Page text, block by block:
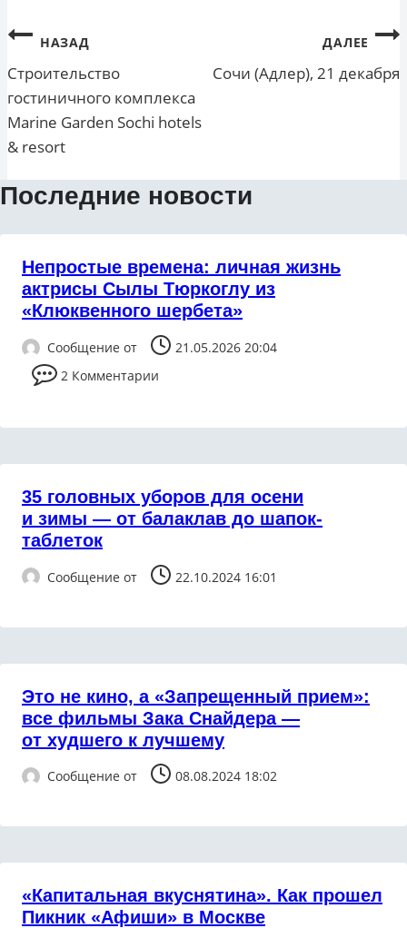
Навигация
по
записям
НАЗАД
Строительство
гостиничного комплекса
Marine Garden Sochi hotels
& resort
ДАЛЕЕ
Сочи (Адлер), 21 декабря
Последние новости
Непростые времена: личная жизнь
актрисы Сылы Тюркоглу из
«Клюквенного шербета»
Сообщение от
21.05.2026 20:04
2 Комментарии
35 головных уборов для осени
и зимы — от балаклав до шапок-
таблеток
Сообщение от 22.10.2024 16:01
Это не кино, а «Запрещенный прием»:
все фильмы Зака Снайдера —
от худшего к лучшему
Сообщение от 08.08.2024 18:02
«Капитальная вкуснятина». Как прошел
Пикник «Афиши» в Москве